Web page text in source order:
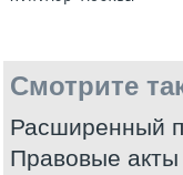
Смотрите
Расширенный
Правовые